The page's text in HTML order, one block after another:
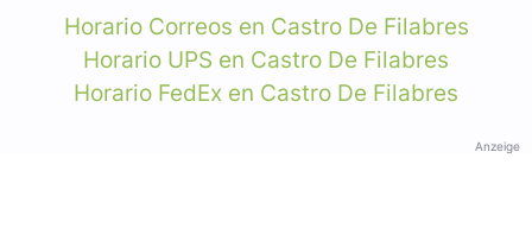
Horario Correos en Castro De Filabres
Horario UPS en Castro De Filabres
Horario FedEx en Castro De Filabres
Anzeige